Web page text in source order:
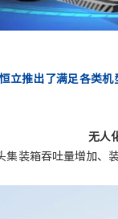
恒立推出了满足各类机
无人
集装箱吞吐量增加、